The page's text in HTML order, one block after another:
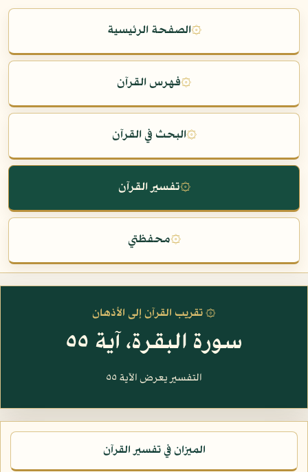
۞الصفحة الرئيسية
۞فهرس القرآن
۞البحث في القرآن
۞تفسير القرآن
۞محفظتي
۞ تقريب القرآن إلى الأذهان
سورة البقرة، آية ٥٥
التفسير يعرض الآية ٥٥
الميزان في تفسير القرآن